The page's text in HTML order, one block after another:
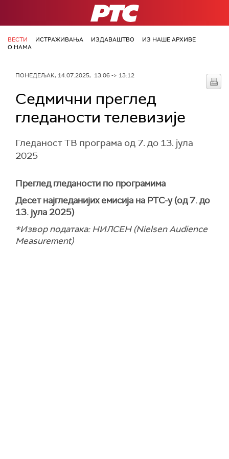
РТС
ВЕСТИ ИСТРАЖИВАЊА ИЗДАВАШТВО
ИЗ НАШЕ АРХИВЕ
О НАМА
ПОНЕДЕЉАК, 14.07.2025, 13:06 -> 13:12
Седмични преглед
гледаности телевизије
Гледаност ТВ програма од 7. до 13. јула
2025
Преглед гледаности по програмима
Десет најгледанијих емисија на РТС-у (од 7. до
13. јула 2025)
*Извор података: НИЛСЕН (Nielsen Audience
Measurement)